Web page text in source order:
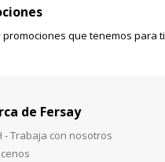
que tenemos para ti
de Fersay
- Trabaja con nosotros